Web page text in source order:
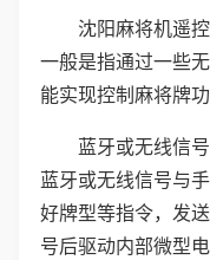
沈阳麻将机遥
一般是指通过一些
能实现控制麻将牌
蓝牙或无线信
蓝牙或无线信号与
好牌型等指令，发
号后驱动内部微型